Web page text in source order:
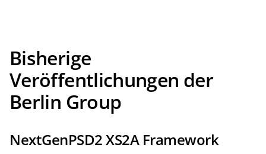
Bisherige
Veröffentlichungen der
Berlin Group
NextGenPSD2 XS2A Framework